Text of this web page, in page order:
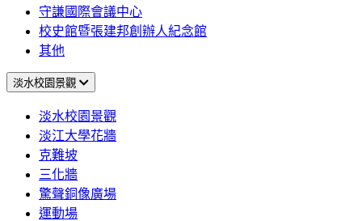
守謙國際會議中心
校史館暨張建邦創辦人紀念館
其他
淡水校園景觀
淡水校園景觀
淡江大學花牆
克難坡
三化牆
驚聲銅像廣場
運動場